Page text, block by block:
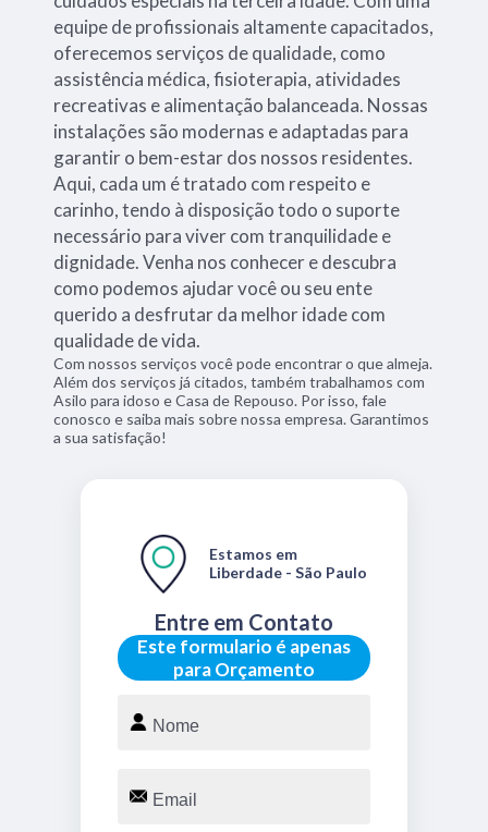
equipe de profissionais altamente capacitados,
oferecemos serviços de qualidade, como
assistência médica, fisioterapia, atividades
recreativas e alimentação balanceada. Nossas
instalações são modernas e adaptadas para
garantir o bem-estar dos nossos residentes.
Aqui, cada um é tratado com respeito e
carinho, tendo à disposição todo o suporte
necessário para viver com tranquilidade e
dignidade. Venha nos conhecer e descubra
como podemos ajudar você ou seu ente
querido a desfrutar da melhor idade com
qualidade de vida.
Com nossos serviços você pode encontrar o que almeja.
Além dos serviços já citados, também trabalhamos com
Asilo para idoso e Casa de Repouso. Por isso, fale
conosco e saiba mais sobre nossa empresa. Garantimos
a sua satisfação!
Este formulario é apenas
para Orçamento
Entre em Contato
Estamos em
Liberdade - São Paulo